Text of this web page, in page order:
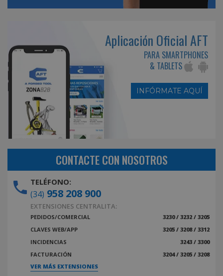
Aplicación Oficial AFT
PARA SMARTPHONES
& TABLETS
INFÓRMATE AQUÍ
CONTACTE CON NOSOTROS
TELÉFONO:
(34) 958 208 900
EXTENSIONES CENTRALITA:
PEDIDOS/COMERCIAL
3230 / 3232 / 3205
CLAVES WEB/APP
3205 / 3208 / 3312
INCIDENCIAS
3243 / 3300
FACTURACIÓN
3204 / 3205 / 3208
VER MÁS EXTENSIONES